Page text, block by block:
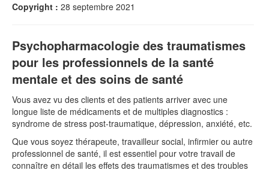
Copyright : 28 septembre 2021
Psychopharmacologie des traumatismes
pour les professionnels de la santé
mentale et des soins de santé
Vous avez vu des clients et des patients arriver avec une
longue liste de médicaments et de multiples diagnostics :
syndrome de stress post-traumatique, dépression, anxiété, etc.
Que vous soyez thérapeute, travailleur social, infirmier ou autre
professionnel de santé, il est essentiel pour votre travail de
connaître en détail les effets des traumatismes et des troubles